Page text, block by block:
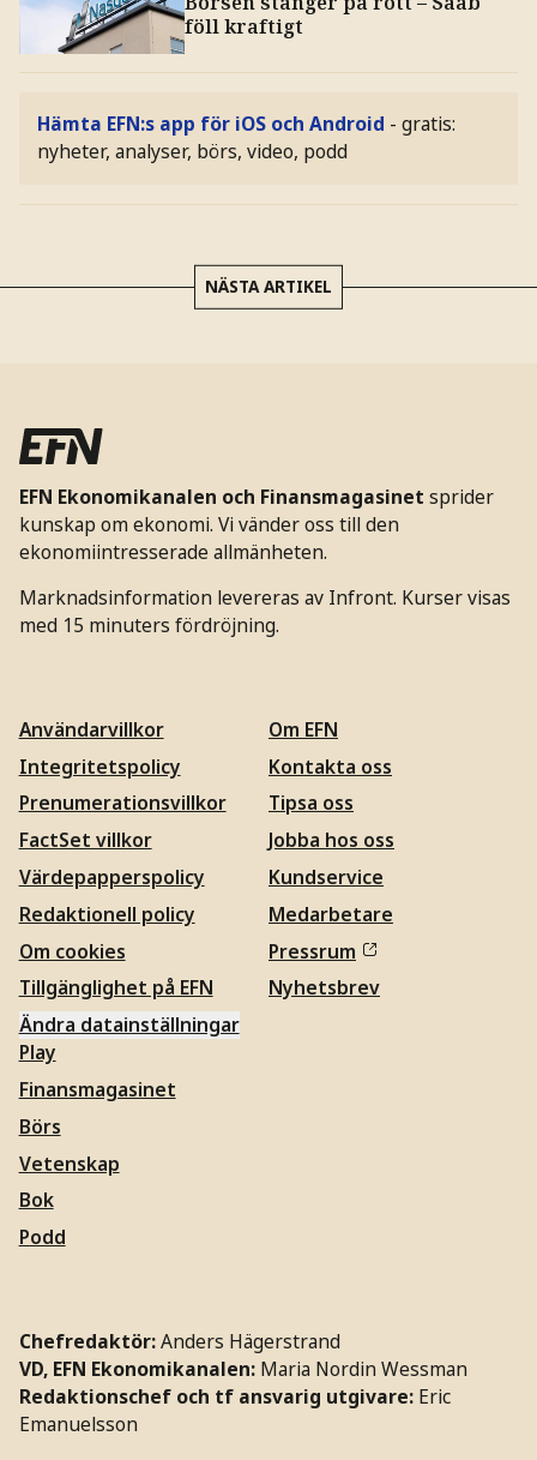
föll kraftigt
Hämta EFN:s app för iOS och Android - gratis:
nyheter, analyser, börs, video, podd
NÄSTA ARTIKEL
EFN Ekonomikanalen och Finansmagasinet sprider
kunskap om ekonomi. Vi vänder oss till den
ekonomiintresserade allmänheten.
Marknadsinformation levereras av Infront. Kurser visas
med 15 minuters fördröjning.
Användarvillkor
Integritetspolicy
Prenumerationsvillkor
FactSet villkor
Värdepapperspolicy
Redaktionell policy
Om cookies
Tillgänglighet på EFN
Ändra datainställningar
Om EFN
Kontakta oss
Tipsa oss
Jobba hos oss
Kundservice
Medarbetare
Pressrum
Nyhetsbrev
Play
Finansmagasinet
Börs
Vetenskap
Bok
Podd
Chefredaktör:Anders Hägerstrand
VD, EFN Ekonomikanalen: Maria Nordin Wessman
Redaktionschef och tf ansvarig utgivare: Eric
Emanuelsson